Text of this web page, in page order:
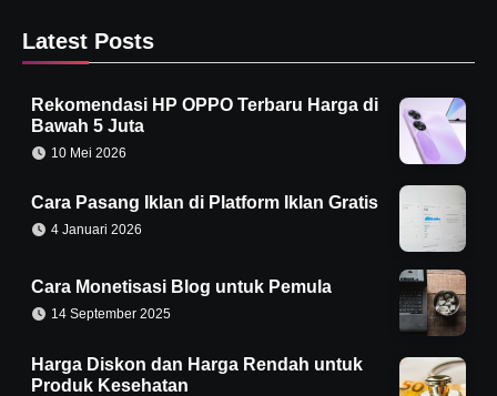
Latest Posts
Rekomendasi HP OPPO Terbaru Harga di
Bawah 5 Juta
10 Mei 2026
Cara Pasang Iklan di Platform Iklan Gratis
4 Januari 2026
Cara Monetisasi Blog untuk Pemula
14 September 2025
Harga Diskon dan Harga Rendah untuk
Produk Kesehatan